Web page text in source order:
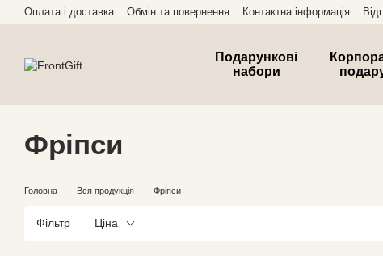
Перейти до основного контенту
Оплата і доставка Обмін та повернення Контактна інформація
Подарункові
набори
Фріпси
Головна Вся продукція Фріпси
Фільтр Ціна